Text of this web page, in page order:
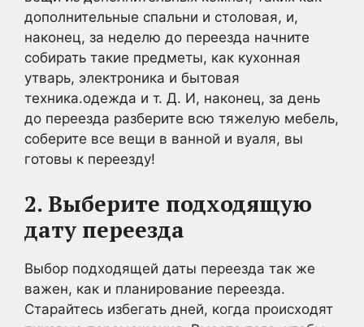
дополнительные спальни и столовая, и,
наконец, за неделю до переезда начните
собирать такие предметы, как кухонная
утварь, электроника и бытовая
техника.одежда и т. Д. И, наконец, за день
до переезда разберите всю тяжелую мебель,
соберите все вещи в ванной и вуаля, вы
готовы к переезду!
2. Выберите подходящую
дату переезда
Выбор подходящей даты переезда так же
важен, как и планирование переезда.
Старайтесь избегать дней, когда происходят